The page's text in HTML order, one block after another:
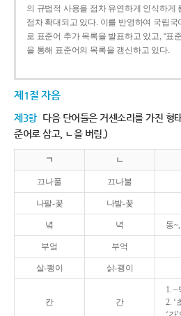
의 규범적 사용을 점차 유연하게 인식하게
점차 확대되고 있다. 이를 반영하여 국립
로 표준어 추가 목록을 발표하고 있고, “표
을 통해 표준어의 목록을 갱신하고 있다.
제1절 자음
제3항 다음 단어들은 거센소리를 가진 형
준어로 삼고, ㄴ을 버림.)
ㄱ ㄴ
끄나풀 끄나불
나팔-꽃 나발-꽃
녘 녁 동
부엌 부억
살-쾡이 삵-괭이
칸 간
1. ~
2. ‘